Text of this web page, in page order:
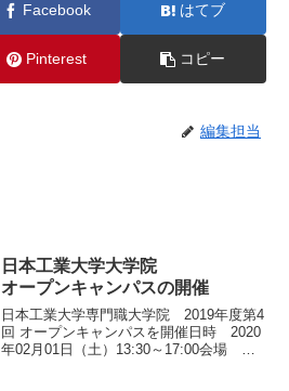
Facebook はてブ
Pinterest コピー
編集担当
日本工業大学大学院
オープンキャンパスの開催
日本工業大学専門職大学院 2019年度第4
回 オープンキャンパスを開催日時 2020
年02月01日（土）13:30～17:00会場 神